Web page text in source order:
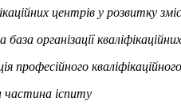
центрів у розвитку
організації
професійного
частина іспиту